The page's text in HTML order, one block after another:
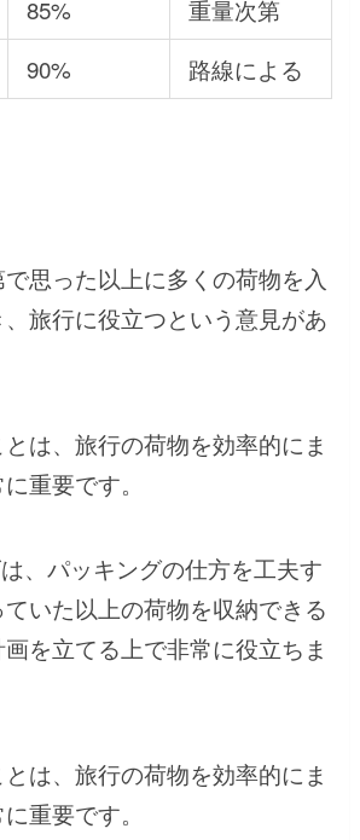
85%
重量次第
90% 路線による
思った以上に多くの荷物を入
旅行に役立つという意見があ
は、旅行の荷物を効率的にま
重要です。
、パッキングの仕方を工夫す
いた以上の荷物を収納できる
を立てる上で非常に役立ちま
は、旅行の荷物を効率的にま
重要です。